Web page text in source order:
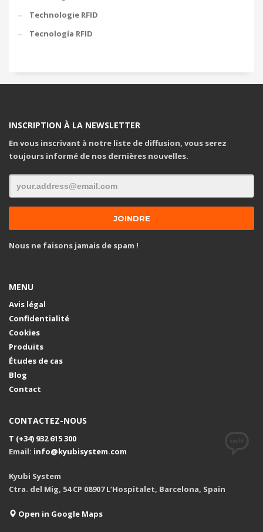
Technologie RFID
Tecnología RFID
INSCRIPTION À LA NEWSLETTER
En vous inscrivant à notre liste de diffusion, vous serez
toujours informé de nos dernières nouvelles.
Nous ne faisons jamais de spam !
MENU
Avis légal
Confidentialité
Cookies
Produits
Études de cas
Blog
Contact
CONTACTEZ-NOUS
T (+34) 932 615 300
Email: info@kyubisystem.com
Kyubi System
Ctra. del Mig, 54 CP 08907 L’Hospitalet, Barcelona, Spain
Open in Google Maps